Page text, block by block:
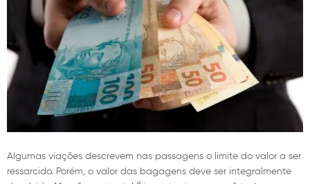
Algumas viações descrevem nas passagens o limite do valor a ser
ressarcido. Porém, o valor das bagagens deve ser integralmente